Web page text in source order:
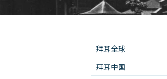
拜耳全球
拜耳中国